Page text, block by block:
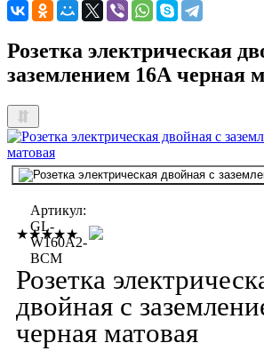
Розетка электрическая
заземлением 16А черная
★★★★★
Артикул:
GL-
W160A2-
BCM
Розетка
двойная с
черная матовая